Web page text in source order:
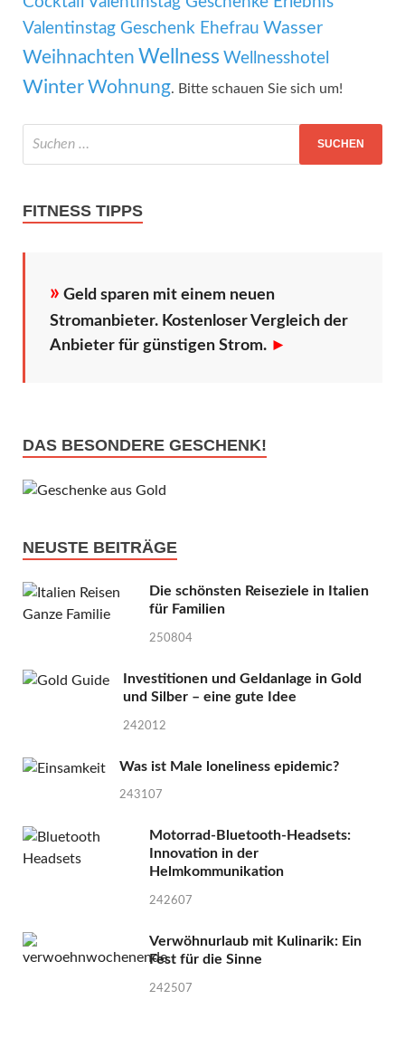
Valentinstag Geschenk Ehefrau Wasser
Weihnachten Wellness Wellnesshotel
WinterWohnung. Bitte schauen Sie sich um!
FITNESS TIPPS
» Geld sparen mit einem neuen
Stromanbieter. Kostenloser Vergleich der
Anbieter für günstigen Strom. ►
DAS BESONDERE GESCHENK!
NEUSTE BEITRÄGE
Die schönsten Reiseziele in Italien
für Familien
250804
Investitionen und Geldanlage in Gold
und Silber – eine gute Idee
242012
Was ist Male loneliness epidemic?
243107
Motorrad-Bluetooth-Headsets:
Innovation in der
Helmkommunikation
242607
Verwöhnurlaub mit Kulinarik: Ein
Fest für die Sinne
242507